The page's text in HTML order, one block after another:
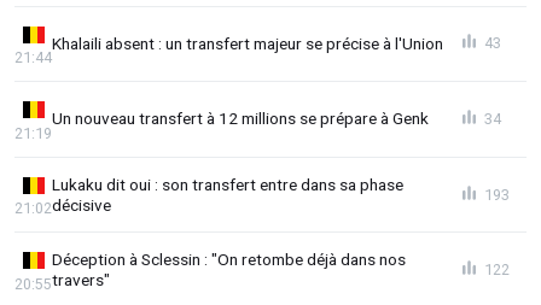
Khalaili absent : un transfert majeur se précise à l'Union
21:44
43
Un nouveau transfert à 12 millions se prépare à Genk
21:19
34
Lukaku dit oui : son transfert entre dans sa phase
décisive
21:02
193
Déception à Sclessin : "On retombe déjà dans nos
travers"
20:55
122